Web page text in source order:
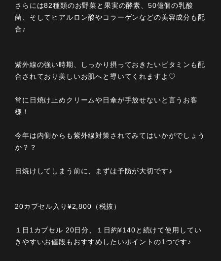
さらには82種類のお野菜と果実の酵素、50億個の乳酸
菌、そしてヒアルロン酸やコラーゲンなどの美容成分も配
合♪
紫外線の強い時期、しっかり摂っておきたいビタミンも配
合されており美しいお肌へと導いてくれますよ♡
常に日焼け止めクリームや日傘が手放せないと言うお客
様！
今年は内側からも紫外線対策されてみてはいかがでしょう
か？？
日焼けしてしまう前に、まずは予防が大切です♪
20カプセル入り¥2,800（税抜）
１日1カプセル 20日分、１日約¥140と続けて使用してい
きやすいお値段もおすすめしたいポイントの1つです♪